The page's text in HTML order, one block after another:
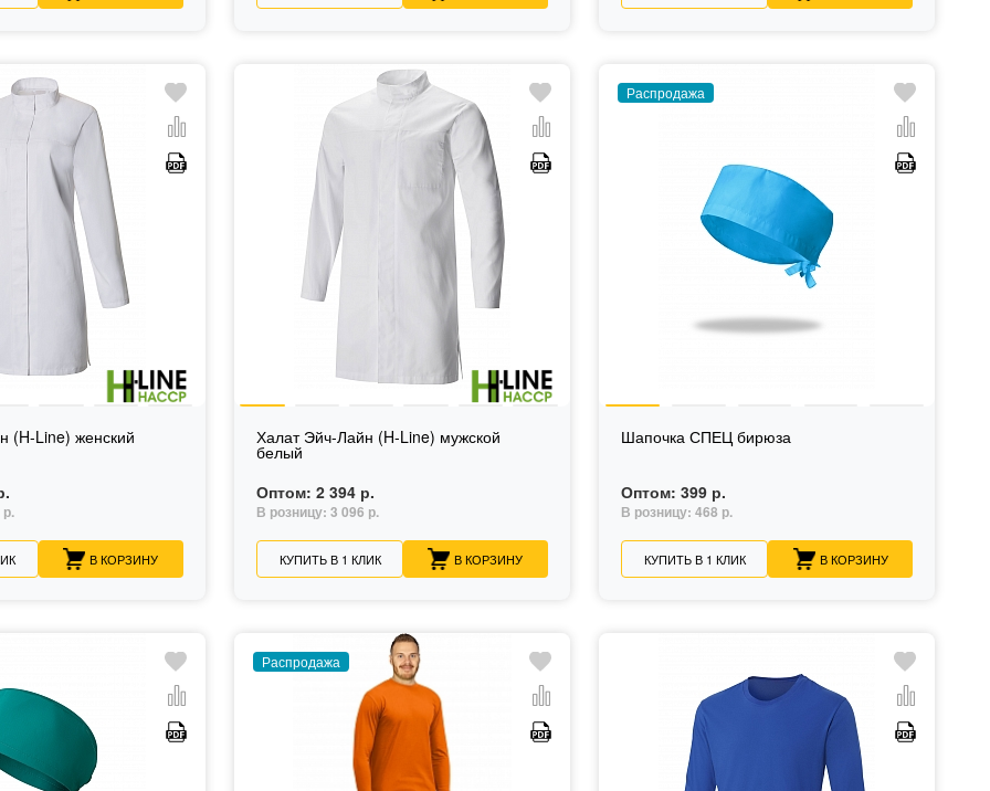
(H-Line) женский
В КОРЗИНУ
Халат Эйч-Лайн (H-Line) мужской
белый
Оптом:2 394 р.
В розницу:3 096 р.
КУПИТЬ В 1 КЛИК В КОРЗИНУ
Распродажа
Шапочка СПЕЦ бирюза
Оптом:399 р.
В розницу:468 р.
КУПИТЬ В 1 КЛИК В КОРЗИНУ
Распродажа